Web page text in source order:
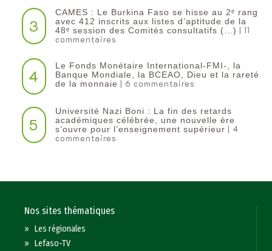
3
CAMES : Le Burkina Faso se hisse au 2ᵉ rang
avec 412 inscrits aux listes d’aptitude de la
48ᵉ session des Comités consultatifs (…) | 11
commentaires
4
Le Fonds Monétaire International-FMI-, la
Banque Mondiale, la BCEAO, Dieu et la rareté
de la monnaie | 6 commentaires
5
Université Nazi Boni : La fin des retards
académiques célébrée, une nouvelle ère
s’ouvre pour l’enseignement supérieur | 4
commentaires
Nos sites thématiques
»Les régionales
»Lefaso-TV